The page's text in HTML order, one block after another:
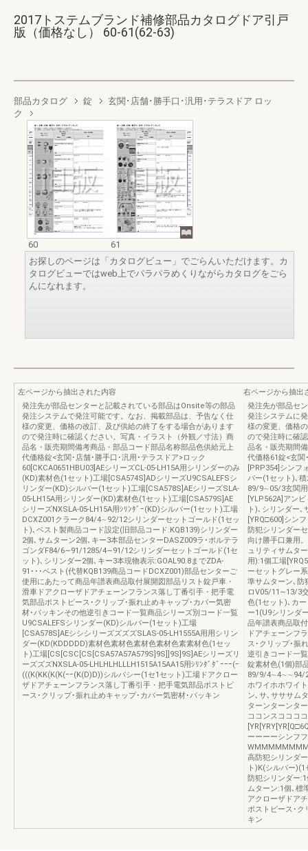
2017トステムブランド補修部品カタログドア引戸
版（価格なし） 60-61(62-63)
部品カタログ 錠
玄関･店舗･勝手口･汎用･テラスドア ロッ
ク
60
61
お探しのページは「カタログビュー」でごらんいただけます。カ
タログビューではweb上でパラパラめくりながらカタログをごら
んになれます。
左ページから抽出された内容
発注先が部品センターと記載されている部品はOnsite等の部品
発注システムで発注可能です。なお、掲載部品は、予告なく仕
様の変更、価格の改訂、及び供給の終了をする場合があります
ので発注時に確認ください。写真・イラスト（外観／寸法）商
品名・販売期間備考商品・部品コード部品名称部品色供給元上
代価格錠<玄関･店舗･勝手口･汎用･テラスドア>ロック
60[CKCA0651HBU03]AEシリーズCL-05-LH15A用シリンダーのみ
(KD)素材色(1セット)工場[CSA574S]ADシリーズU9CSALEFSシ
リンダー(KD)シルバー(1セット)工場[CSA578S]AEシリーズSLA-
05-LH15A用シリンダー(KD)素材色(1セット)工場[CSA579S]AE
シリーズNXSLA-05-LH15A用ｼﾘﾝﾀﾞｰ(KD)シルバー(1セット)工場
DCXZ001クラーク84/4∼92/12シリンダーセットゴールド(1セッ
ト)､ベスト製商品コード設定(旧部品コード:KQB139)シリンダー
2個､サムターン2個､キー3本部品センターDASZ009ラ･ポルテラ
ゴンダF84/6∼91/1285/4∼91/12シリンダーセットゴールド(1セ
ット)､シリンダー2個､キー3本現物表示:GOAL90.8までZDA-
91･･･ベスト(代替KQB139商品コードDCXZ001)部品センターご
使用にあたって商品年譜表商品取付展開図部品リスト錠戸車・
滑車ドアクローザドアチェーンフランス落し丁番引手・把手電
気部品ポストピース･クリップ･振れ止めキャップ･カバー気密
材･パッキンその他逆引きコード一覧商品シリーズ別コード一覧
U9CSALEFSシリンダー(KD)シルバー(1セット)工場
[CSA578S]AEシシシリーズズズズSLAS-05-LH1555A用用シリン
ダー(KD(KDDDDD)素材色素材色素材色素材色素素材色(1セッ
ト)工場[CS[CSC[CS[CSA57A57A579S]9S]]9S]9S]AEシリーズリ
ーズズズNXSLA-05-LHLHLHLLLH1515A15AA15用ｼﾘﾝﾀﾞﾀﾞｰｰｰ(ｰ
(((K(KK(K(K(ｰｰ(K(D)D))シルバシー(1セ1セット)工場ドアクロー
ザドアチェーンフランス落し丁番引手・把手電気部品ポストピ
ース･クリップ･振れ止めキャップ･カバー気密材･パッキン
右ページから抽出
発注先が部品セ
発注システムに
様の変更、価格
ので発注時に確
品名・販売期間
代価格61錠<玄関
[PRP354]シンフ
バー(1セット)､
89/9∼05/3玄関
[YLP562A]アン
ト)､シリンダー
[YRQ□600]シン
防犯シリンダー
向け勝手口兼用
ュリティサムタ
用):1個工場
ーセットグレー
準サムターン､防
ロV05/11∼13/3
色(1セット)､カ
ー1(U9シリンダ
品年譜表商品取
ドアチェーンフ
ス･クリップ･振
逆引きコード一
錠素材色(1個)部
89/9/4∼4∼∼94/2
ホワイホホワイ
ン､サ､サササム
ターンターンタ
ココンスコココ
ーーーーシンフ
高防犯シリンダ
ト)K(シルバー
防犯シリンダー
ムターン:1個､標
アクローザドア
ポストピース･ク
キン